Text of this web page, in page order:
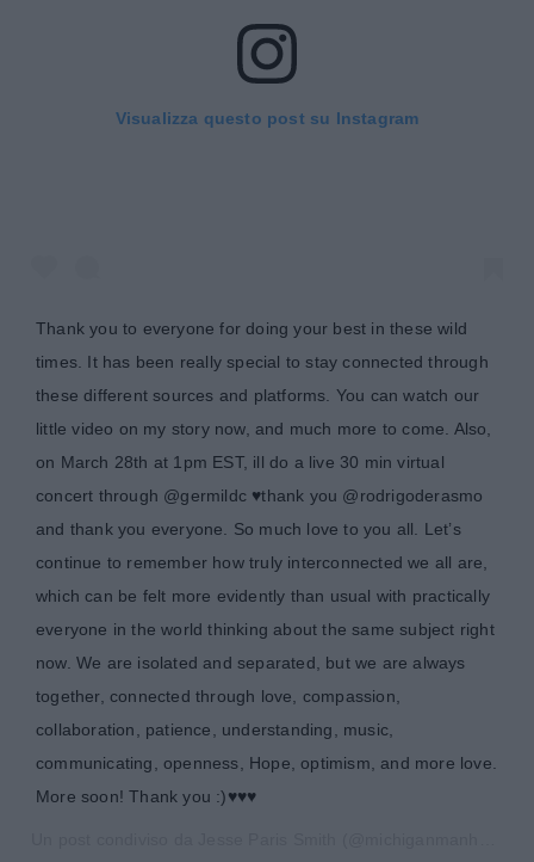
Visualizza questo post su Instagram
Thank you to everyone for doing your best in these wild
times. It has been really special to stay connected through
these different sources and platforms. You can watch our
little video on my story now, and much more to come. Also,
on March 28th at 1pm EST, ill do a live 30 min virtual
concert through @germildc ♥️thank you @rodrigoderasmo
and thank you everyone. So much love to you all. Let’s
continue to remember how truly interconnected we all are,
which can be felt more evidently than usual with practically
everyone in the world thinking about the same subject right
now. We are isolated and separated, but we are always
together, connected through love, compassion,
collaboration, patience, understanding, music,
communicating, openness, Hope, optimism, and more love.
More soon! Thank you :)♥️♥️♥️